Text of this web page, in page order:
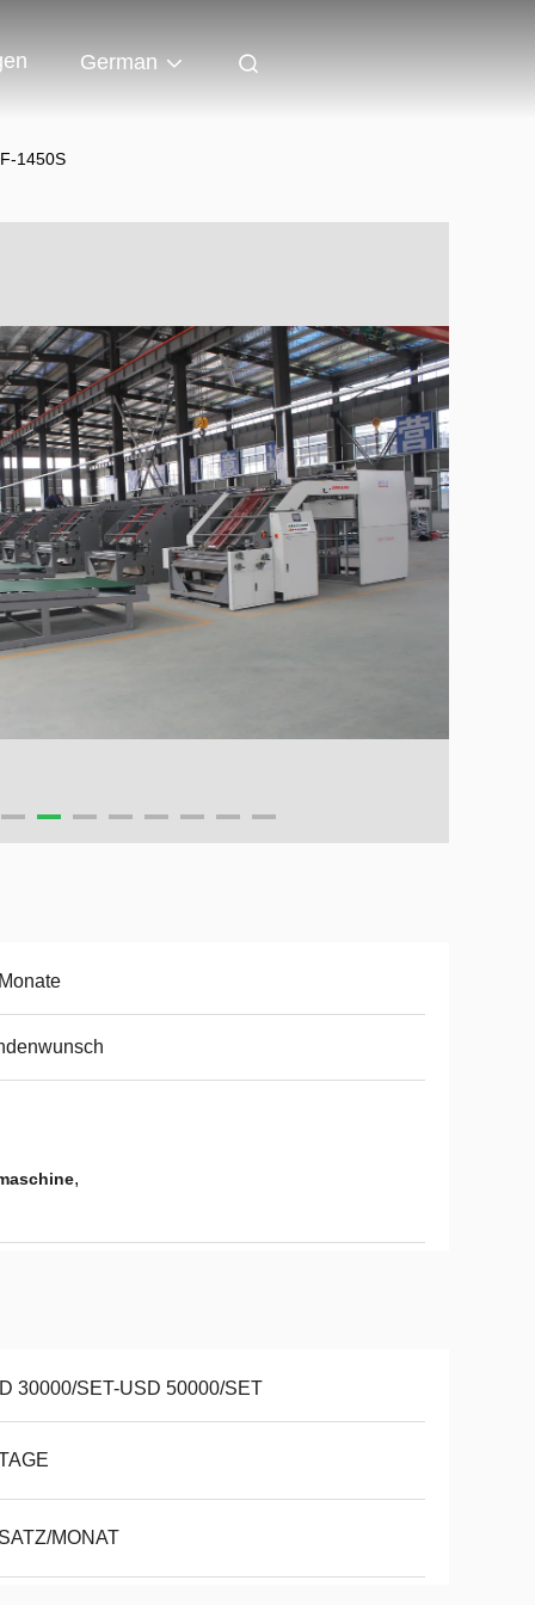
German
1450S
,
30000/SET-USD 50000/SET
MONAT